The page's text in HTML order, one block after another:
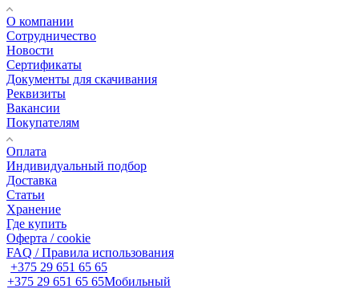
О компании
Сотрудничество
Новости
Сертификаты
Документы для скачивания
Реквизиты
Вакансии
Покупателям
Оплата
Индивидуальный подбор
Доставка
Статьи
Хранение
Где купить
Оферта / cookie
FAQ / Правила использования
+375 29 651 65 65
+375 29 651 65 65Мобильный